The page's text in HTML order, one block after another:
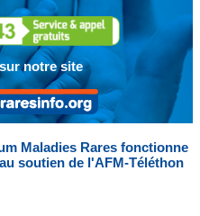
notre site
Maladies Rares fonctionne
soutien de l'AFM-Téléthon